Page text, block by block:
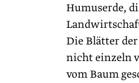
Humuserde,
Die Blätter
nicht einzeln
vom Baum